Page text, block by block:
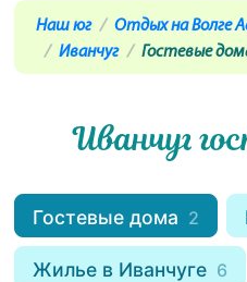
Наш юг
Отдых на Волге
Иванчуг
Гостевые
Иванчуг
Гостевые дома 2
Жилье в Иванчуге 6